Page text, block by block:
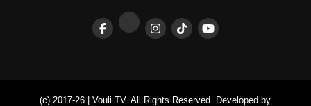
(c) 2017-26 | Vouli.TV. All Rights Reserved. Developed by